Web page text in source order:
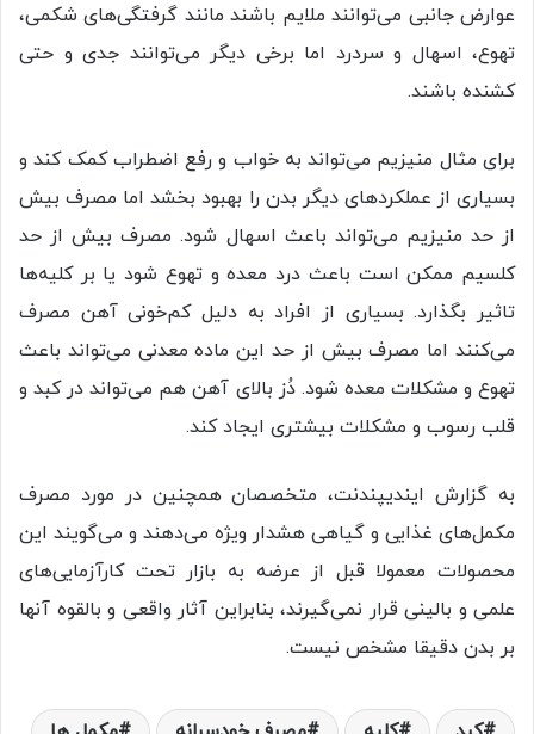
عوارض جانبی می‌توانند ملایم باشند مانند گرفتگی‌های شکمی،
تهوع، اسهال و سردرد اما برخی دیگر می‌توانند جدی‌ و حتی
کشنده باشند.
برای مثال منیزیم می‌تواند به خواب و رفع اضطراب کمک کند و
بسیاری از عملکردهای دیگر بدن را بهبود بخشد اما مصرف بیش
از حد منیزیم می‌تواند باعث اسهال شود. مصرف بیش از حد
کلسیم ممکن است باعث درد معده و تهوع شود یا بر کلیه‌ها
تاثیر بگذارد. بسیاری از افراد به دلیل کم‌خونی آهن مصرف
می‌کنند اما مصرف بیش از حد این ماده معدنی می‌تواند باعث
تهوع و مشکلات معده شود. دُز بالای آهن هم می‌تواند در کبد و
قلب رسوب و مشکلات بیشتری ایجاد کند.
به گزارش ایندیپندنت، متخصصان همچنین در مورد مصرف
مکمل‌های غذایی و گیاهی هشدار ویژه می‌دهند و می‌گویند این
محصولات معمولا قبل از عرضه به بازار تحت کارآزمایی‌های
علمی و بالینی قرار نمی‌گیرند، بنابراین آثار واقعی و بالقوه آنها
بر بدن دقیقا مشخص نیست.